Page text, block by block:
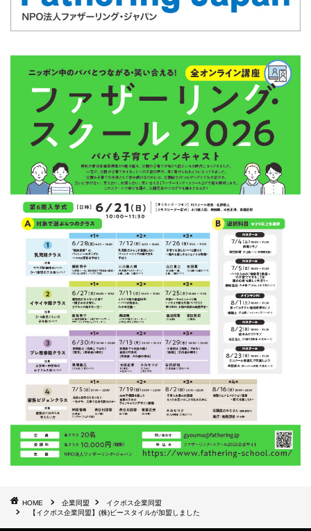
HOME 企業同盟
イクボス企業同盟
【イクボス企業同盟】(株)ビースタイルが加盟しました